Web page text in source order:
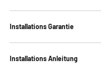
Installations Garantie
Installations Anleitung